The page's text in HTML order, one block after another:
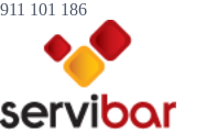
911 101 186